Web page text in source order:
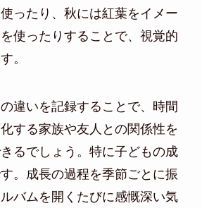
ったり、秋には紅葉をイメー
使ったりすることで、視覚的
。
違いを記録することで、時間
する家族や友人との関係性を
るでしょう。特に子どもの成
。成長の過程を季節ごとに振
バムを開くたびに感慨深い気